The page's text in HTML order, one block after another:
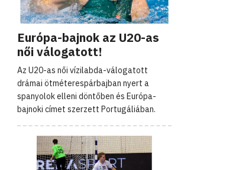
Európa-bajnok az U20-as
női válogatott!
Az U20-as női vízilabda-válogatott
drámai ötméterespárbajban nyert a
spanyolok elleni döntőben és Európa-
bajnoki címet szerzett Portugáliában.